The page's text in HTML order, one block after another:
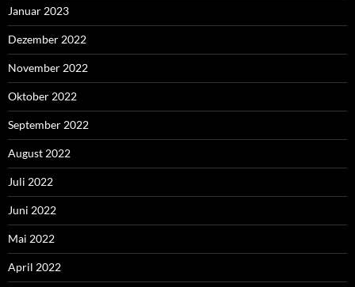
Januar 2023
Dezember 2022
November 2022
Oktober 2022
September 2022
August 2022
Juli 2022
Juni 2022
Mai 2022
April 2022